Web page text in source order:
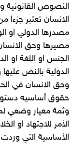
النصوص القانونية
الانسان تعتبر
مصدرها الدولي او
مصيرها وحق
الجنس او اللغة او
الدولية بالنص عليها
وحق الانسان في
حقوق أساسيه
وثمة معيار وضعي
الأمر للاجتهاد او
الأساسية التي